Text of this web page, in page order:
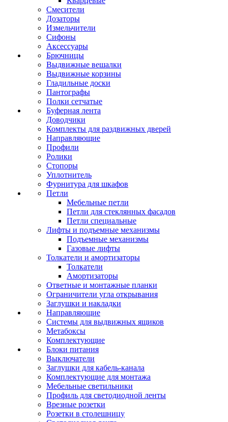
Смесители
Дозаторы
Измельчители
Сифоны
Аксессуары
Брючницы
Выдвижные вешалки
Выдвижные корзины
Гладильные доски
Пантографы
Полки сетчатые
Буферная лента
Доводчики
Комплекты для раздвижных дверей
Направляющие
Профили
Ролики
Стопоры
Уплотнитель
Фурнитура для шкафов
Петли
Мебельные петли
Петли для стеклянных фасадов
Петли специальные
Лифты и подъемные механизмы
Подъемные механизмы
Газовые лифты
Толкатели и амортизаторы
Толкатели
Амортизаторы
Ответные и монтажные планки
Ограничители угла открывания
Заглушки и накладки
Направляющие
Системы для выдвижных ящиков
Метабоксы
Комплектующие
Блоки питания
Выключатели
Заглушки для кабель-канала
Комплектующие для монтажа
Мебельные светильники
Профиль для светодиодной ленты
Врезные розетки
Розетки в столешницу